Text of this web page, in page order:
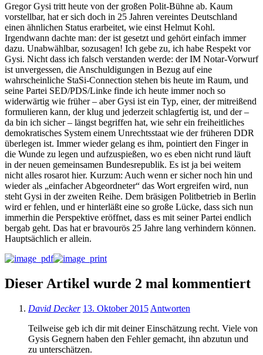
Gregor Gysi tritt heute von der großen Polit-Bühne ab. Kaum
vorstellbar, hat er sich doch in 25 Jahren vereintes Deutschland
einen ähnlichen Status erarbeitet, wie einst Helmut Kohl.
Irgendwann dachte man: der ist gesetzt und gehört einfach immer
dazu. Unabwählbar, sozusagen! Ich gebe zu, ich habe Respekt vor
Gysi. Nicht dass ich falsch verstanden werde: der IM Notar-Vorwurf
ist unvergessen, die Anschuldigungen in Bezug auf eine
wahrscheinliche StaSi-Connection stehen bis heute im Raum, und
seine Partei SED/PDS/Linke finde ich heute immer noch so
widerwärtig wie früher – aber Gysi ist ein Typ, einer, der mitreißend
formulieren kann, der klug und jederzeit schlagfertig ist, und der –
da bin ich sicher – längst begriffen hat, wie sehr ein freiheitliches
demokratisches System einem Unrechtsstaat wie der früheren DDR
überlegen ist. Immer wieder gelang es ihm, pointiert den Finger in
die Wunde zu legen und aufzuspießen, wo es eben nicht rund läuft
in der neuen gemeinsamen Bundesrepublik. Es ist ja bei weitem
nicht alles rosarot hier. Kurzum: Auch wenn er sicher noch hin und
wieder als „einfacher Abgeordneter“ das Wort ergreifen wird, nun
steht Gysi in der zweiten Reihe. Dem bräsigen Politbetrieb in Berlin
wird er fehlen, und er hinterläßt eine so große Lücke, dass sich nun
immerhin die Perspektive eröffnet, dass es mit seiner Partei endlich
bergab geht. Das hat er bravourös 25 Jahre lang verhindern können.
Hauptsächlich er allein.
Dieser Artikel wurde 2 mal kommentiert
David Decker 13. Oktober 2015 Antworten
Teilweise geb ich dir mit deiner Einschätzung recht. Viele von
Gysis Gegnern haben den Fehler gemacht, ihn abzutun und
zu unterschätzen.